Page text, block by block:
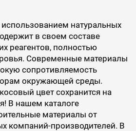
использованием натуральных
в своем составе
реагентов, полностью
Современные материалы
сопротивляемость
окружающей среды.
цвет сохранится на
В нашем каталоге
материалы от
компаний-производителей. В